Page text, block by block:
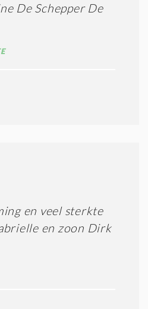
De Schepper De
en veel sterkte
en zoon Dirk